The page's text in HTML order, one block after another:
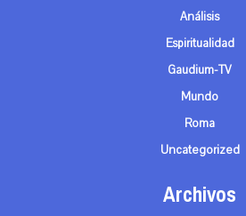
Análisis
Espiritualidad
Gaudium-TV
Mundo
Roma
Uncategorized
Archivos